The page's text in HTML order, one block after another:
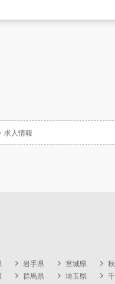
求人情報
岩手県 宮城県
群馬県 埼玉県